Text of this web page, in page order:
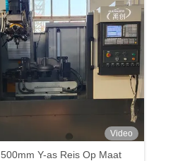
Video
500mm Y-as Reis Op Maat